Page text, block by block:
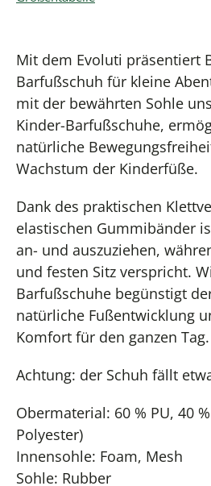
Mit dem Evoluti präsentiert
Barfußschuh für kleine
mit der bewährten Sohle
Kinder-Barfußschuhe,
natürliche
Wachstum der Kinderfüße.
Dank des praktischen
elastischen Gummibänder
an- und auszuziehen,
und festen Sitz verspricht.
Barfußschuhe begünstigt
natürliche Fußentwicklung
Komfort für den ganzen Tag.
Achtung: der Schuh fällt
Obermaterial: 60 % PU, 40
Polyester)
Innensohle: Foam, Mesh
Sohle: Rubber